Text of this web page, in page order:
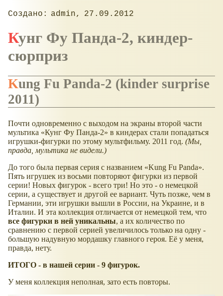
admin 27.09.2012
Кунг Фу Панда-2, киндер-
сюрприз
Kung Fu Panda-2 (kinder surprise
2011)
Почти одновременно с выходом на экраны второй части
мультика
Кунг Фу Панда-2
в киндерах стали попадаться
игрушки-фигурки по этому мультфильму. 2011 год. (Мы,
правда, мультика не видели.)
До того была первая серия с названием
Kung Fu Panda .
Пять игрушек из восьми повторяют фигурки из первой
серии! Новых фигурок - всего три! Но это - о немецкой
серии, а существует и другой ее вариант. Чуть позже, чем в
Германии, эти игрушки вышли в России, на Украине, и в
Италии. И эта коллекция отличается от немецкой тем, что
все фигурки в ней уникальны, а их количество по
сравнению с первой серией увеличилось только на одну -
большую надувную мордашку главного героя. Её у меня,
правда, нету.
ИТОГО - в нашей серии - 9 фигурок.
У меня коллекция неполная, зато есть повторы.